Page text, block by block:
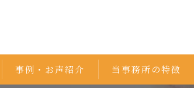
事例・お声紹介 当事務所の特徴